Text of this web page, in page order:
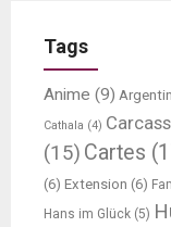
Tags
Anime (9)
Cathala (4)
(15) Cartes
(6) Extension (6)
Hans im Glück (5)